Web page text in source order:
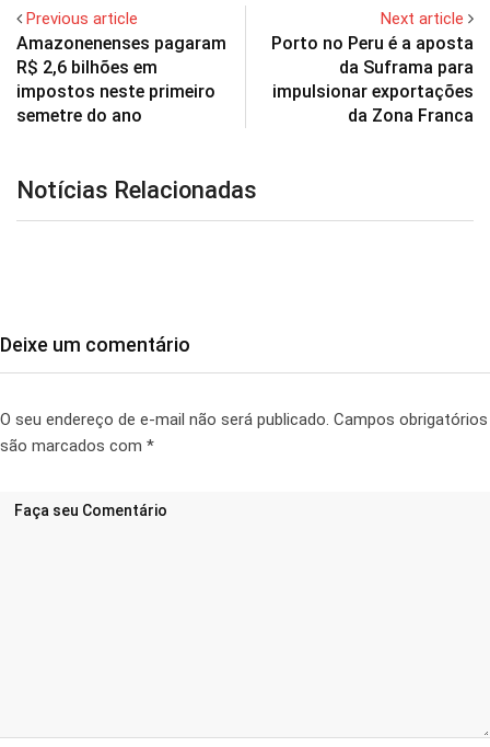
Previous article
Amazonenenses pagaram
R$ 2,6 bilhões em
impostos neste primeiro
semetre do ano
Next article
Porto no Peru é a aposta
da Suframa para
impulsionar exportações
da Zona Franca
Notícias Relacionadas
Deixe um comentário
O seu endereço de e-mail não será publicado. Campos obrigatórios
são marcados com *